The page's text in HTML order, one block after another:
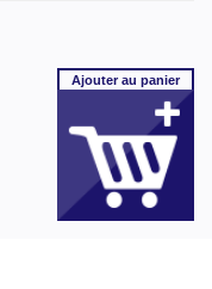
Ajouterau panier